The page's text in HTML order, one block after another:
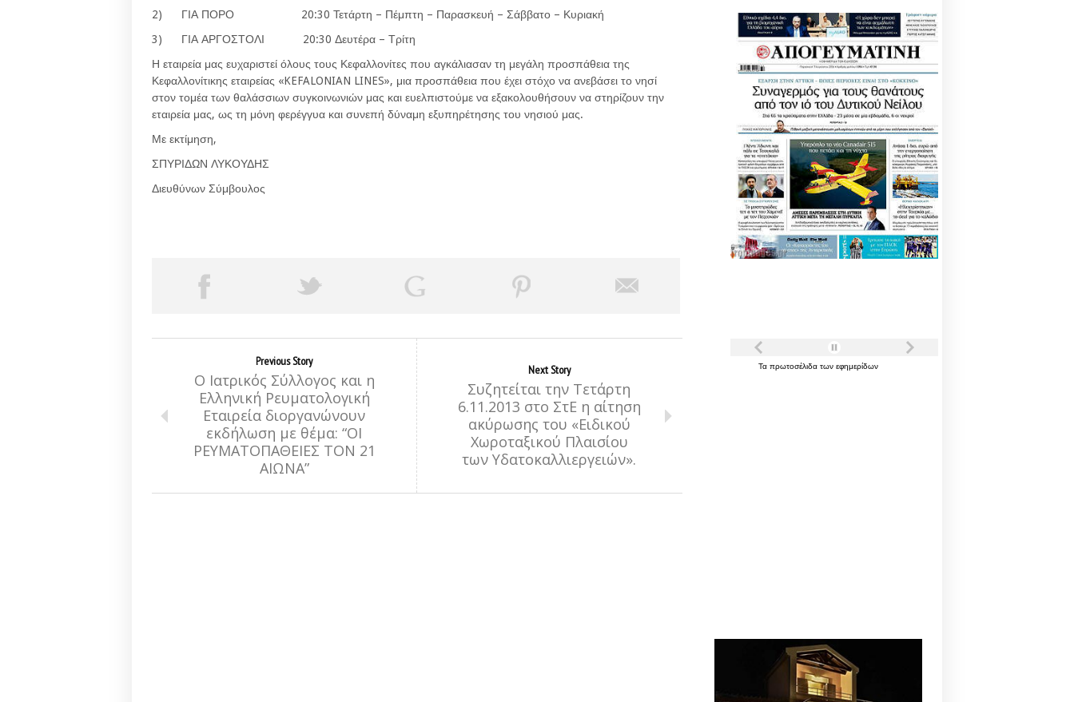
2) ΓΙΑ ΠΟΡΟ 20:30 Τετάρτη – Πέμπτη – Παρασκευή – Σάββατο – Κυριακή
3) ΓΙΑ ΑΡΓΟΣΤΟΛΙ 20:30 Δευτέρα – Τρίτη
Η εταιρεία μας ευχαριστεί όλους τους Κεφαλλονίτες που αγκάλιασαν τη μεγάλη προσπάθεια της
Κεφαλλονίτικης εταιρείας «KEFALONIAN LINES», μια προσπάθεια που έχει στόχο να ανεβάσει το νησί
στον τομέα των θαλάσσιων συγκοινωνιών μας και ευελπιστούμε να εξακολουθήσουν να στηρίζουν την
εταιρεία μας, ως τη μόνη φερέγγυα και συνεπή δύναμη εξυπηρέτησης του νησιού μας.
Με εκτίμηση,
ΣΠΥΡΙΔΩΝ ΛΥΚΟΥΔΗΣ
Διευθύνων Σύμβουλος
Previous Story
Ο Ιατρικός Σύλλογος και η
Ελληνική Ρευματολογική
Εταιρεία διοργανώνουν
εκδήλωση με θέμα: “ΟΙ
ΡΕΥΜΑΤΟΠΑΘΕΙΕΣ ΤΟΝ 21
ΑΙΩΝΑ”
Next Story
Συζητείται την Τετάρτη
6.11.2013 στο ΣτΕ η αίτηση
ακύρωσης του «Ειδικού
Χωροταξικού Πλαισίου
των Υδατοκαλλιεργειών».
Τα πρωτοσέλιδα των εφημερίδων